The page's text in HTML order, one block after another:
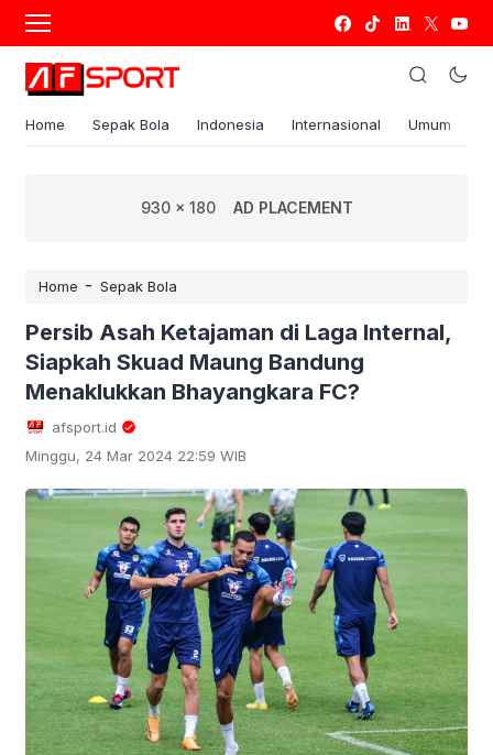
Home Sepak Bola Indonesia Internasional Umum
930 x 180 AD PLACEMENT
Home - Sepak Bola
Persib Asah Ketajaman di Laga Internal,
Siapkah Skuad Maung Bandung
Menaklukkan Bhayangkara FC?
afsport.id
Minggu, 24 Mar 2024 22:59 WIB